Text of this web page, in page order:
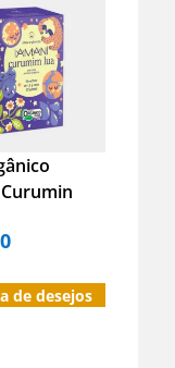
de desejos